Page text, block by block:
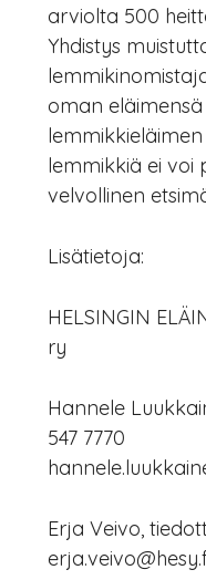
arviolta 500
Yhdistys
oman
lemmikkiä ei voi
velvollinen
Lisätietoja:
HELSINGIN
ry
Hannele
547 7770
Erja Veivo,